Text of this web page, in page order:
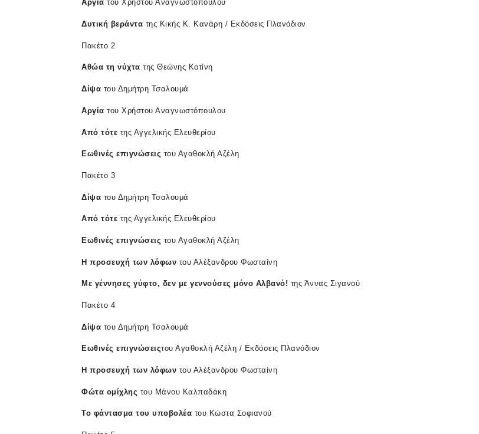
Αργία του Χρήστου Αναγνωστόπουλου
Δυτική βεράντα της Κικής Κ. Κανάρη / Εκδόσεις Πλανόδιον
Πακέτο 2
Αθώα τη νύχτα της Θεώνης Κοτίνη
Δίψα του Δημήτρη Τσαλουμά
Αργία του Χρήστου Αναγνωστόπουλου
Από τότε της Αγγελικής Ελευθερίου
Εωθινές επιγνώσεις του Αγαθοκλή Αζέλη
Πακέτο 3
Δίψα του Δημήτρη Τσαλουμά
Από τότε της Αγγελικής Ελευθερίου
Εωθινές επιγνώσεις του Αγαθοκλή Αζέλη
Η προσευχή των λόφων του Αλέξανδρου Φωσταίνη
Με γέννησες γύφτο, δεν με γεννούσες μόνο Αλβανό! της Άννας Σιγανού
Πακέτο 4
Δίψα του Δημήτρη Τσαλουμά
Εωθινές επιγνώσειςτου Αγαθοκλή Αζέλη / Εκδόσεις Πλανόδιον
Η προσευχή των λόφων του Αλέξανδρου Φωσταίνη
Φώτα ομίχλης του Μάνου Καλπαδάκη
Το φάντασμα του υποβολέα του Κώστα Σοφιανού